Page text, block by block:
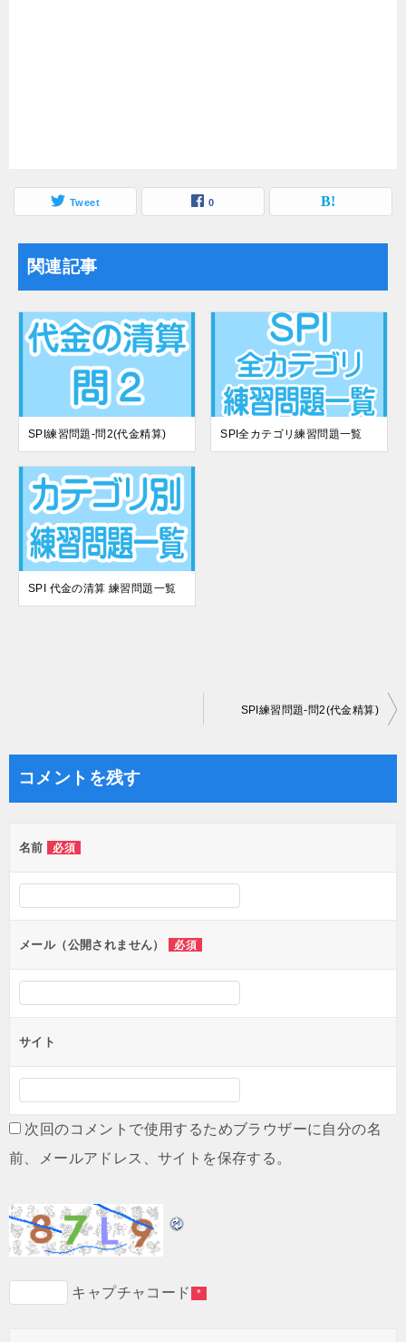
Tweet 0
関連記事
SPI練習問題-問2(代金精算) SPI全カテゴリ練習問題一覧
SPI 代金の清算 練習問題一覧
ー
シ
ョ
ン
SPI練習問題-問2(代金精算)
コメントを残す
名前 必須
メール（公開されません） 必須
サイト
次回のコメントで使用するためブラウザーに自分の名
前、メールアドレス、サイトを保存する。
キャプチャコード *